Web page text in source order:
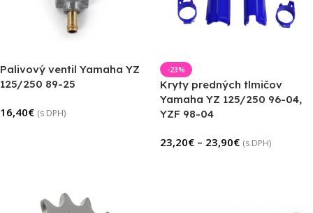
Palivový ventil Yamaha YZ
125/250 89-25
16,40€ (s DPH)
-23%
Kryty predných tlmičov
Yamaha YZ 125/250 96-04,
YZF 98-04
23,20€ – 23,90€ (s DPH)